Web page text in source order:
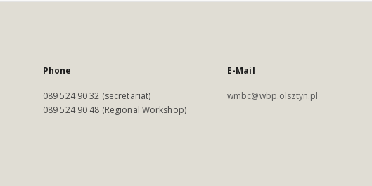
Phone
089 524 90 32 (secretariat)
089 524 90 48 (Regional Workshop)
E-Mail
wmbc@wbp.olsztyn.pl